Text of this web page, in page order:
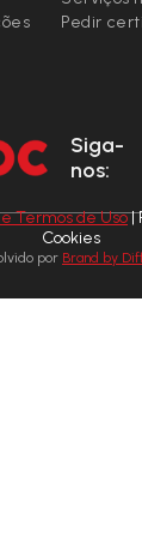
Pedir
Siga-
nos:
Termos de Uso|
Cookies
por Brand by